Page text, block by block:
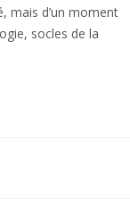
mais d’un moment
socles de la